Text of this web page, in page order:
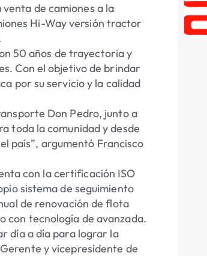
de camiones a la
Hi-Way versión tractor
50 años de trayectoria y
Con el objetivo de brindar
por su servicio y la calidad
Don Pedro, junto a
toda la comunidad y desde
país”, argumentó Francisco
con la certificación ISO
sistema de seguimiento
de renovación de flota
con tecnología de avanzada.
día a día para lograr la
y vicepresidente de